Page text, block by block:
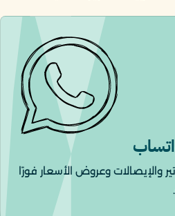
والإيصالات وعروض الأسعار فورًا